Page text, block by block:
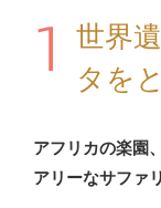
1
世界
タを
アフリカの楽園
アリーなサファリ